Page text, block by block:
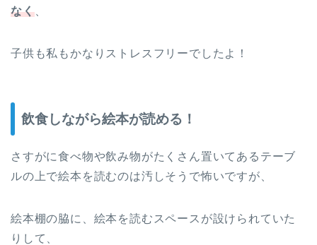
なく、
子供も私もかなりストレスフリーでしたよ！
飲食しながら絵本が読める！
さすがに食べ物や飲み物がたくさん置いてあるテーブ
ルの上で絵本を読むのは汚しそうで怖いですが、
絵本棚の脇に、絵本を読むスペースが設けられていた
りして、